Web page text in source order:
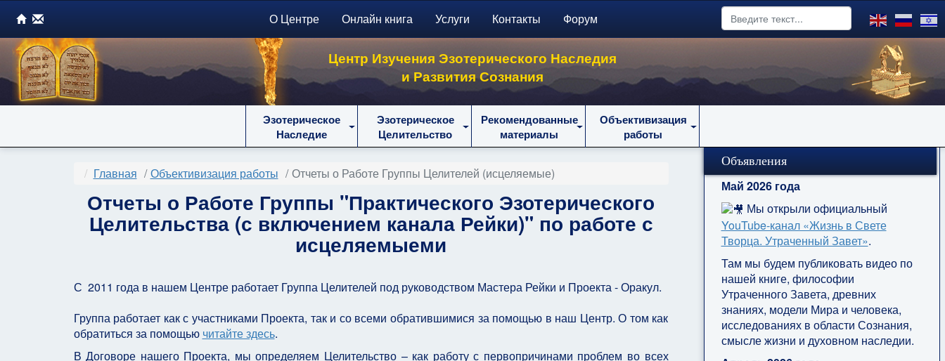
О Центре Онлайн книга Услуги Контакты Форум
Центр Изучения Эзотерического Наследия
и Развития Сознания
Эзотерическое
Наследие
Эзотерическое
Целительство
Рекомендованные
материалы
Объективизация
работы
Главная Объективизация работы Отчеты о Работе Группы Целителей (исцеляемые)
Отчеты о Работе Группы "Практического Эзотерического
Целительства (с включением канала Рейки)" по работе с
исцеляемыеми
С 2011 года в нашем Центре работает Группа Целителей под руководством Мастера Рейки и Проекта - Оракул.
Группа работает как с участниками Проекта, так и со всеми обратившимися за помощью в наш Центр. О том как
обратиться за помощью читайте здесь.
В Договоре нашего Проекта, мы определяем Целительство – как работу с первопричинами проблем во всех
Объявления
Май 2026 года
Мы открыли официальный
YouTube‑канал «Жизнь в Свете
Творца. Утраченный Завет».
Там мы будем публиковать видео по
нашей книге, философии
Утраченного Завета, древних
знаниях, модели Мира и человека,
исследованиях в области Сознания,
смысле жизни и духовном наследии.